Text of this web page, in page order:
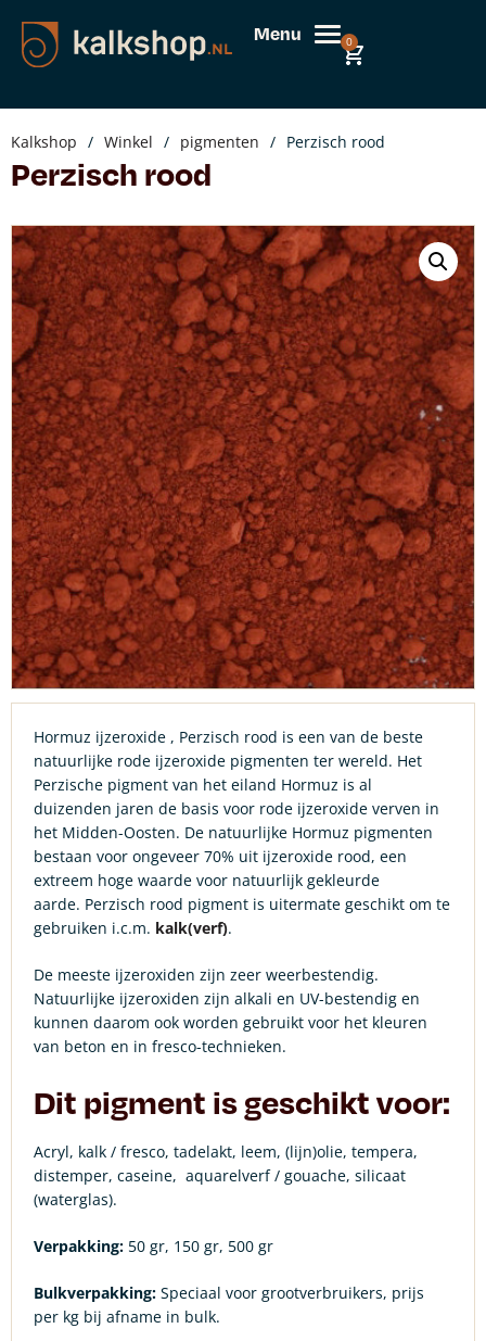
Menu 0
Kalkshop / Winkel / pigmenten / Perzisch rood
Perzisch rood
Hormuz ijzeroxide , Perzisch rood is een van de beste
natuurlijke rode ijzeroxide pigmenten ter wereld. Het
Perzische pigment van het eiland Hormuz is al
duizenden jaren de basis voor rode ijzeroxide verven in
het Midden-Oosten. De natuurlijke Hormuz pigmenten
bestaan voor ongeveer 70% uit ijzeroxide rood, een
extreem hoge waarde voor natuurlijk gekleurde
aarde. Perzisch rood pigment is uitermate geschikt om te
gebruiken i.c.m. kalk(verf).
De meeste ijzeroxiden zijn zeer weerbestendig.
Natuurlijke ijzeroxiden zijn alkali en UV-bestendig en
kunnen daarom ook worden gebruikt voor het kleuren
van beton en in fresco-technieken.
Dit pigment is geschikt voor:
Acryl, kalk / fresco, tadelakt, leem, (lijn)olie, tempera,
distemper, caseine, aquarelverf / gouache, silicaat
(waterglas).
Verpakking: 50 gr, 150 gr, 500 gr
Bulkverpakking: Speciaal voor grootverbruikers, prijs
per kg bij afname in bulk.